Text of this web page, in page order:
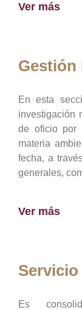
Ver más
Gestión
En esta
investigación
de oficio por
materia
fecha, a
generales,
Ver más
Es